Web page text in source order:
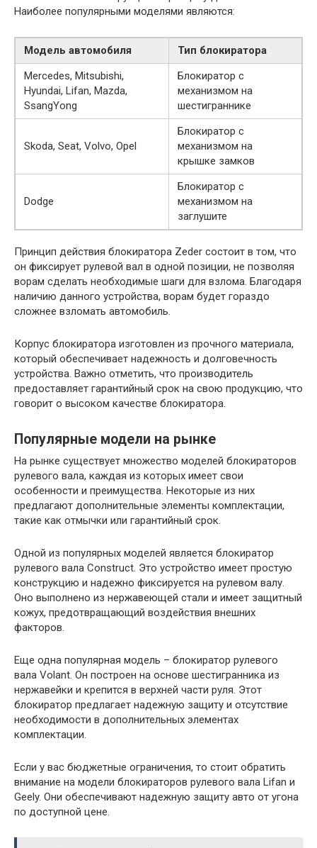
Наиболее популярными моделями являются:
Модель автомобиля
Тип блокиратора
Mercedes, Mitsubishi,
Hyundai, Lifan, Mazda,
SsangYong
Блокиратор с
механизмом на
шестиграннике
Skoda, Seat, Volvo, Opel
Блокиратор с
механизмом на
крышке замков
Dodge
Блокиратор с
механизмом на
заглушите
Принцип действия блокиратора Zeder состоит в том, что
он фиксирует рулевой вал в одной позиции, не позволяя
ворам сделать необходимые шаги для взлома. Благодаря
наличию данного устройства, ворам будет гораздо
сложнее взломать автомобиль.
Корпус блокиратора изготовлен из прочного материала,
который обеспечивает надежность и долговечность
устройства. Важно отметить, что производитель
предоставляет гарантийный срок на свою продукцию, что
говорит о высоком качестве блокиратора.
Популярные модели на рынке
На рынке существует множество моделей блокираторов
рулевого вала, каждая из которых имеет свои
особенности и преимущества. Некоторые из них
предлагают дополнительные элементы комплектации,
такие как отмычки или гарантийный срок.
Одной из популярных моделей является блокиратор
рулевого вала Construct. Это устройство имеет простую
конструкцию и надежно фиксируется на рулевом валу.
Оно выполнено из нержавеющей стали и имеет защитный
кожух, предотвращающий воздействия внешних
факторов.
Еще одна популярная модель – блокиратор рулевого
вала Volant. Он построен на основе шестигранника из
нержавейки и крепится в верхней части руля. Этот
блокиратор предлагает надежную защиту и отсутствие
необходимости в дополнительных элементах
комплектации.
Если у вас бюджетные ограничения, то стоит обратить
внимание на модели блокираторов рулевого вала Lifan и
Geely. Они обеспечивают надежную защиту авто от угона
по доступной цене.